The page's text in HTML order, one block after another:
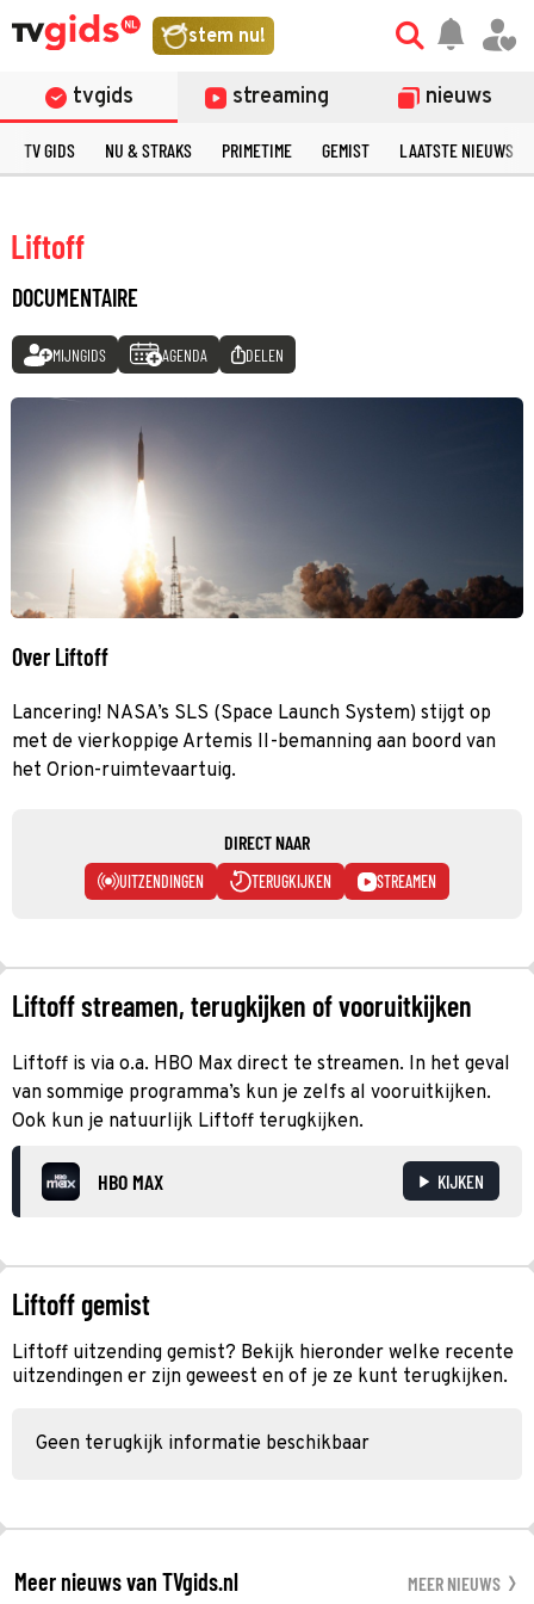
stem nu!
tvgids streaming nieuws
TV GIDS NU & STRAKS PRIMETIME GEMIST LAATSTE NIEUWS
Liftoff
DOCUMENTAIRE
MIJNGIDS AGENDA DELEN
Over Liftoff
Lancering! NASA’s SLS (Space Launch System) stijgt op
met de vierkoppige Artemis II-bemanning aan boord van
het Orion-ruimtevaartuig.
DIRECT NAAR
UITZENDINGEN TERUGKIJKEN STREAMEN
Liftoff streamen, terugkijken of vooruitkijken
Liftoff is via o.a. HBO Max direct te streamen. In het geval
van sommige programma’s kun je zelfs al vooruitkijken.
Ook kun je natuurlijk Liftoff terugkijken.
HBO MAX KIJKEN
Liftoff gemist
Liftoff uitzending gemist? Bekijk hieronder welke recente
uitzendingen er zijn geweest en of je ze kunt terugkijken.
Geen terugkijk informatie beschikbaar
Meer nieuws van TVgids.nl MEER NIEUWS